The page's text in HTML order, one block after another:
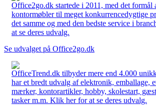
Office2go.dk startede i 2011, med det formål
kontormøbler til meget konkurrencedygtige
det samme og med den bedste service i
at se deres udvalg.
Se udvalget på Office2go.dk
OfficeTrend.dk tilbyder mere end 4.000
har et bredt udvalg af elektronik, emballage,
mærker, kontorartikler, hobby, skolestart,
tasker m.m. Klik her for at se deres udvalg.